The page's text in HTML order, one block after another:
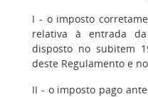
I - o imposto
relativa à entrada da
disposto no subitem
deste Regulamento e no
II - o imposto pago